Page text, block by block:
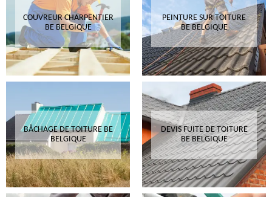
COUVREUR CHARPENTIER
BE BELGIQUE
PEINTURE SUR TOITURE
BE BELGIQUE
BÂCHAGE DE TOITURE BE
BELGIQUE
DEVIS FUITE DE TOITURE
BE BELGIQUE